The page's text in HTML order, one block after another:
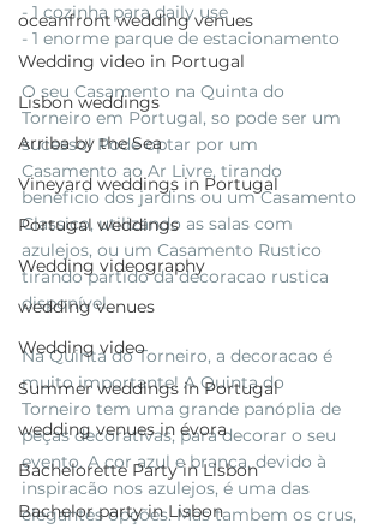
oceanfront wedding venues
Wedding video in Portugal
Lisbon weddings
Arriba by the Sea
Vineyard weddings in Portugal
Portugal weddings
Wedding videography
wedding venues
Wedding video
Summer weddings in Portugal
wedding venues in évora
Bachelorette Party in Lisbon
Bachelor party in Lisbon
- 1 cozinha para daily use
- 1 enorme parque de estacionamento
O seu Casamento na Quinta do
Torneiro em Portugal, so pode ser um
sucesso! Pode optar por um
Casamento ao Ar Livre, tirando
beneficio dos jardins ou um Casamento
Classico, utilizando as salas com
azulejos, ou um Casamento Rustico
tirando partido da decoracao rustica
disponível.
Na Quinta do Torneiro, a decoracao é
muito importante! A Quinta do
Torneiro tem uma grande panóplia de
peças decorativas, para decorar o seu
evento. A cor azul e branca, devido à
inspiracão nos azulejos, é uma das
elegantes opções. Mas tambem os crus,